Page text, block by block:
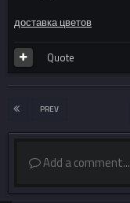
доставка цветов
Quote
PREV
Add a comment...